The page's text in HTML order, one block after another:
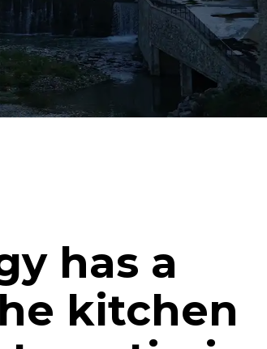
has a
kitchen